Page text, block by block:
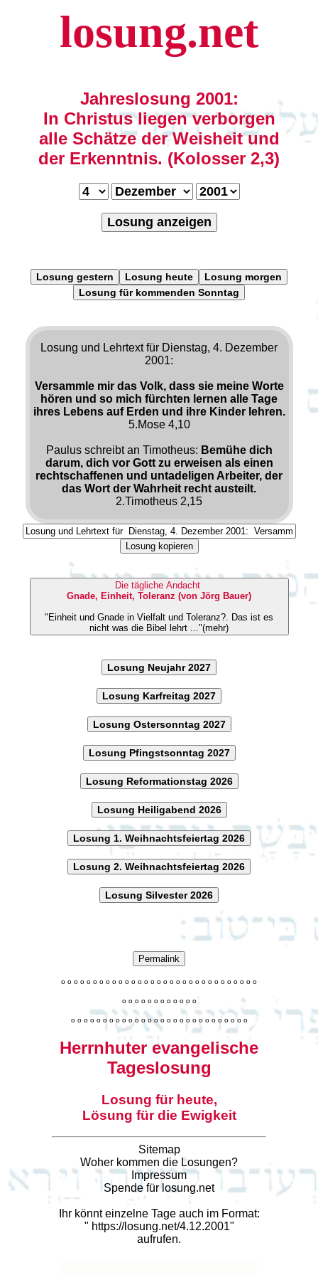
losung.net
Jahreslosung 2001:
In Christus liegen verborgen
alle Schätze der Weisheit und
der Erkenntnis. (Kolosser 2,3)
Losung anzeigen
Losung gestern Losung heute
Losung morgen
Losung für kommenden Sonntag
Losung und Lehrtext für Dienstag, 4. Dezember
2001:
Versammle mir das Volk, dass sie meine Worte
hören und so mich fürchten lernen alle Tage
ihres Lebens auf Erden und ihre Kinder lehren.
5.Mose 4,10
Paulus schreibt an Timotheus: Bemühe dich
darum, dich vor Gott zu erweisen als einen
rechtschaffenen und untadeligen Arbeiter, der
das Wort der Wahrheit recht austeilt.
2.Timotheus 2,15
Losung kopieren
Die tägliche Andacht
Gnade, Einheit, Toleranz (von Jörg Bauer)
"Einheit und Gnade in Vielfalt und Toleranz?. Das ist es
nicht was die Bibel lehrt ..."(mehr)
Losung Neujahr 2027
Losung Karfreitag 2027
Losung Ostersonntag 2027
Losung Pfingstsonntag 2027
Losung Reformationstag 2026
Losung Heiligabend 2026
Losung 1. Weihnachtsfeiertag 2026
Losung 2. Weihnachtsfeiertag 2026
Losung Silvester 2026
Permalink
o o o o o o o o o o o o o o o o o o o o o o o o o o o o o o o
o o o o o o o o o o o o
o o o o o o o o o o o o o o o o o o o o o o o o o o o o
Herrnhuter evangelische
Tageslosung
Losung für heute,
Lösung für die Ewigkeit
Sitemap
Woher kommen die Losungen?
Impressum
Spende für losung.net
Ihr könnt einzelne Tage auch im Format:
" https://losung.net/4.12.2001"
aufrufen.